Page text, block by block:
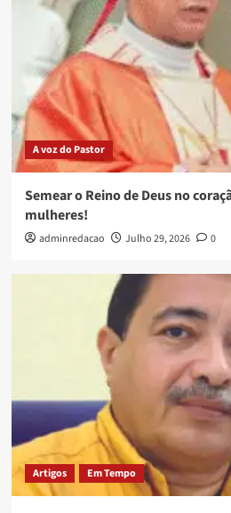
A voz do Pastor
Semear o Reino de Deus no
mulheres!
adminredacao Julho 29, 2026 0
Artigos Em Tempo